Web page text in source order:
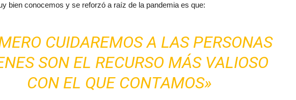
bien conocemos y se reforzó a raíz de la pandemia es que:
CUIDAREMOS A LAS PERSONAS
SON EL RECURSO MÁS VALIOSO
CON EL QUE CONTAMOS»